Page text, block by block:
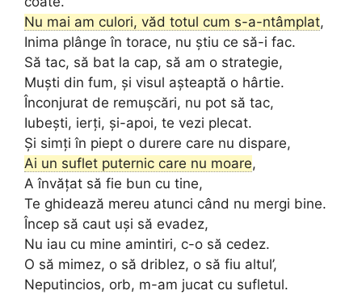
Nu mai am culori, văd totul cum s-a-ntâmplat,
Inima plânge în torace, nu știu ce să-i fac.
Să tac, să bat la cap, să am o strategie,
Muşti din fum, și visul așteaptă o hârtie.
Înconjurat de remușcări, nu pot să tac,
Iubești, ierți, și-apoi, te vezi plecat.
Și simți în piept o durere care nu dispare,
Ai un suflet puternic care nu moare,
A învățat să fie bun cu tine,
Te ghidează mereu atunci când nu mergi bine.
Încep să caut uși să evadez,
Nu iau cu mine amintiri, c-o să cedez.
O să mimez, o să driblez, o să fiu altul’,
Neputincios, orb, m-am jucat cu sufletul.